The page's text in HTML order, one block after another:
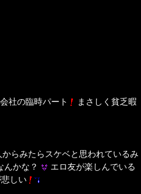
社の臨時パート
まさしく貧乏暇
らみたらスケベと思われているみ
んかな？
エロ友が楽しんでいる
しい